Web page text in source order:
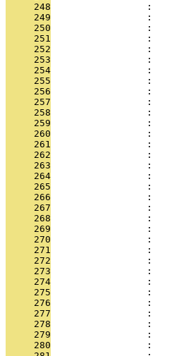
     248
:
     249
:
     250
:
     251
:
     252
:
     253
:
     254
:
     255
:
     256
:
     257
:
     258
:
     259
:
     260
:
     261
:
     262
:
     263
:
     264
:
     265
:
     266
:
     267
:
     268
:
     269
:
     270
:
     271
:
     272
:
     273
:
     274
:
     275
:
     276
:
     277
:
     278
:
     279
:
     280
: